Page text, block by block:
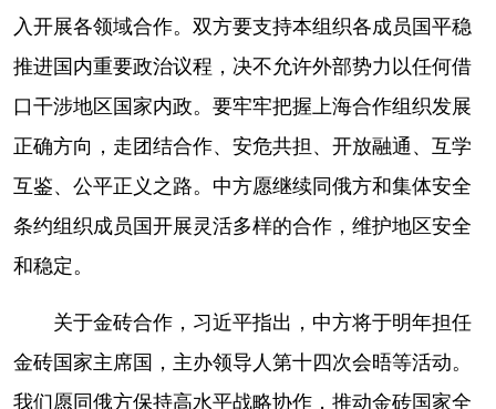
入开展各领域合作。双方要支持本组织各成员国平稳
推进国内重要政治议程，决不允许外部势力以任何借
口干涉地区国家内政。要牢牢把握上海合作组织发展
正确方向，走团结合作、安危共担、开放融通、互学
互鉴、公平正义之路。中方愿继续同俄方和集体安全
条约组织成员国开展灵活多样的合作，维护地区安全
和稳定。
关于金砖合作，习近平指出，中方将于明年担任
金砖国家主席国，主办领导人第十四次会晤等活动。
我们愿同俄方保持高水平战略协作，推动金砖国家全